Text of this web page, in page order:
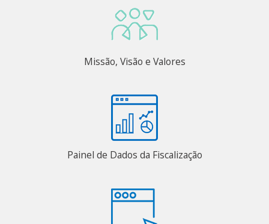
Missão, Visão e Valores
Painel de Dados da Fiscalização